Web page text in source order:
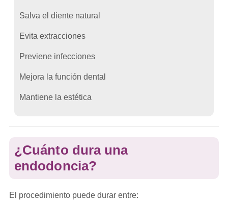
Salva el diente natural
Evita extracciones
Previene infecciones
Mejora la función dental
Mantiene la estética
¿Cuánto dura una
endodoncia?
El procedimiento puede durar entre: